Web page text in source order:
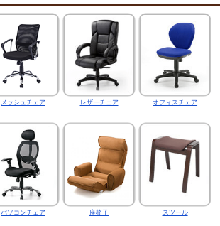
メッシュチェア レザーチェア オフィスチェア
パソコンチェア 座椅子 スツール